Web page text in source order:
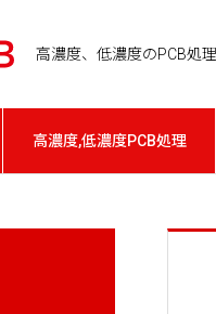
高濃度、低濃度のPCB処
高濃度,低濃度PCB処理